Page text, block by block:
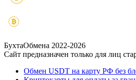
БухтаОбмена 2022-2026
Сайт предназначен только для лиц
Обмен USDT на карту РФ без